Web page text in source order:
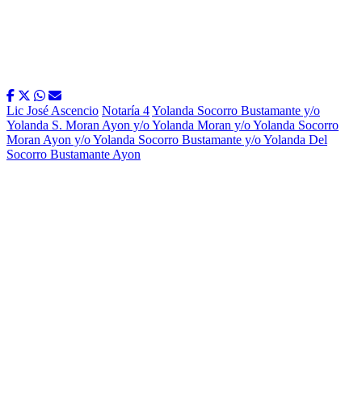
Lic José Ascencio Notaría 4Yolanda Socorro Bustamante y/o
Yolanda S. Moran Ayon y/o Yolanda Moran y/o Yolanda Socorro
Moran Ayon y/o Yolanda Socorro Bustamante y/o Yolanda Del
Socorro Bustamante Ayon